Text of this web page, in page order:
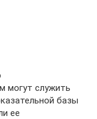
могут служить
базы
ее